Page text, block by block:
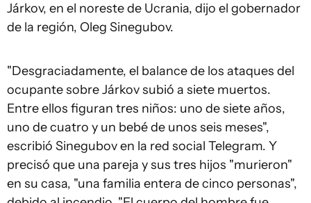
Járkov, en el noreste de Ucrania, dijo el gobernador
de la región, Oleg Sinegubov.
"Desgraciadamente, el balance de los ataques del
ocupante sobre Járkov subió a siete muertos.
Entre ellos figuran tres niños: uno de siete años,
uno de cuatro y un bebé de unos seis meses",
escribió Sinegubov en la red social Telegram. Y
precisó que una pareja y sus tres hijos "murieron"
en su casa, "una familia entera de cinco personas",